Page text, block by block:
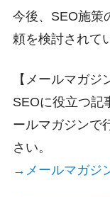
今後、SEO施策
頼を検討されて
【メールマガジ
SEOに役立つ記
ールマガジンで
さい。
→メールマガジ